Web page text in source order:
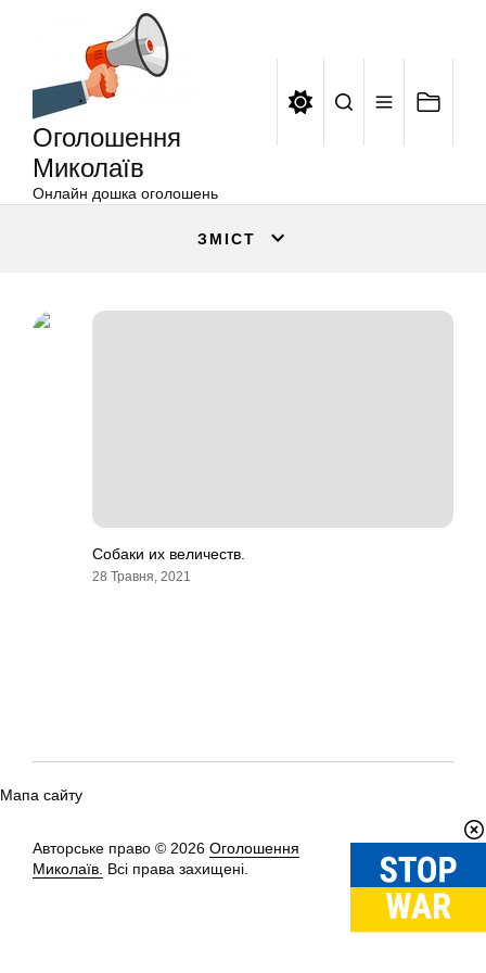
Оголошення
Миколаїв
Онлайн дошка оголошень
ЗМІСТ
Собаки их величеств.
28 Травня, 2021
Мапа сайту
Авторське право © 2026 Оголошення
Миколаїв. Всі права захищені.
Вгору↑